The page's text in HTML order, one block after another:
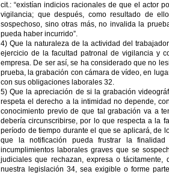
cit.: “existían indicios racionales de que el actor
vigilancia; que después, como resultado de
sospechoso, sino otras más, no invalida la
pueda haber incurrido”.
4) Que la naturaleza de la actividad del
ejercicio de la facultad patronal de vigilancia y
empresa. De ser así, se ha considerado que no
prueba, la grabación con cámara de vídeo, en
con sus obligaciones laborales 32.
5) Que la apreciación de si la grabación
respeta el derecho a la intimidad no depende,
conocimiento previo de que tal grabación va a
debería circunscribirse, por lo que respecta a la
período de tiempo durante el que se aplicará, de
que la notificación pueda frustrar la
incumplimientos laborales graves que se
judiciales que rechazan, expresa o
nuestra legislación 34, sea exigible o forme